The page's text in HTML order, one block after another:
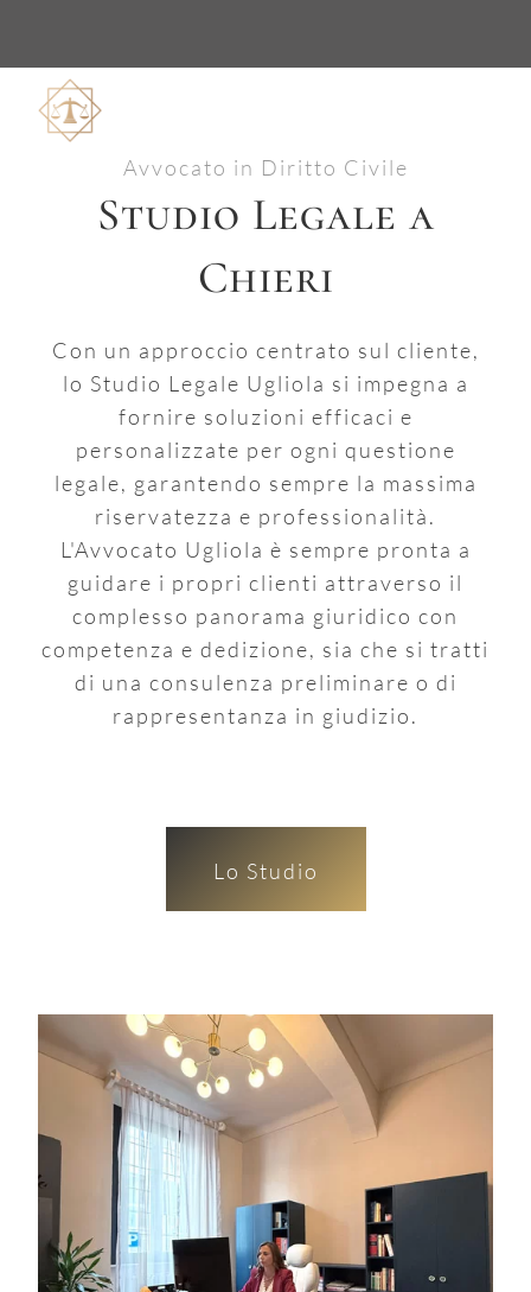
Avvocato in Diritto Civile
Studio Legale a
Chieri
Con un approccio centrato sul cliente,
lo Studio Legale Ugliola si impegna a
fornire soluzioni efficaci e
personalizzate per ogni questione
legale, garantendo sempre la massima
riservatezza e professionalità.
L'Avvocato Ugliola è sempre pronta a
guidare i propri clienti attraverso il
complesso panorama giuridico con
competenza e dedizione, sia che si tratti
di una consulenza preliminare o di
rappresentanza in giudizio.
Lo Studio